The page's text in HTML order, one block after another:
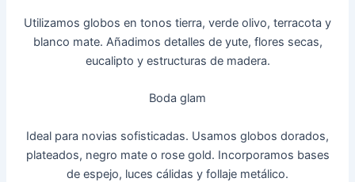
Utilizamos globos en tonos tierra, verde olivo, terracota y
blanco mate. Añadimos detalles de yute, flores secas,
eucalipto y estructuras de madera.
Boda glam
Ideal para novias sofisticadas. Usamos globos dorados,
plateados, negro mate o rose gold. Incorporamos bases
de espejo, luces cálidas y follaje metálico.